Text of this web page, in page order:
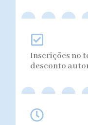
Inscrições no
desconto